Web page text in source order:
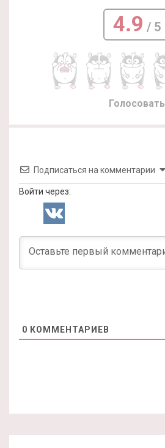
4.9 / 5
Голосовать
Подписаться на комментарии
Войти через:
0 КОММЕНТАРИЕВ